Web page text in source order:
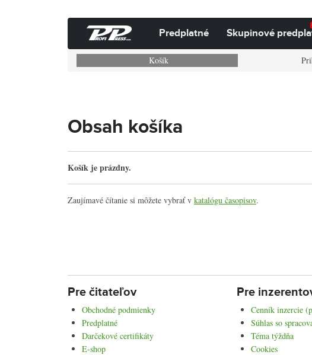
Predplatné Skupinové
Košík
Obsah košíka
Košík je prázdny.
Zaujímavé čítanie si môžete vybrať v katalógu časopisov.
Pre čitateľov
Obchodné podmienky
Predplatné
Darčekové certifikáty
E-shop
Pre
Cenník inzercie
Súhlas so
Téma týždňa
Cookies